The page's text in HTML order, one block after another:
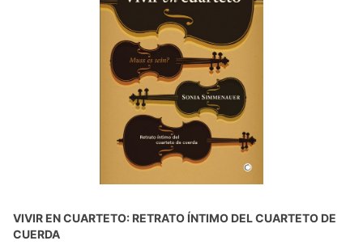
VIVIR EN CUARTETO: RETRATO ÍNTIMO DEL CUARTETO DE
CUERDA